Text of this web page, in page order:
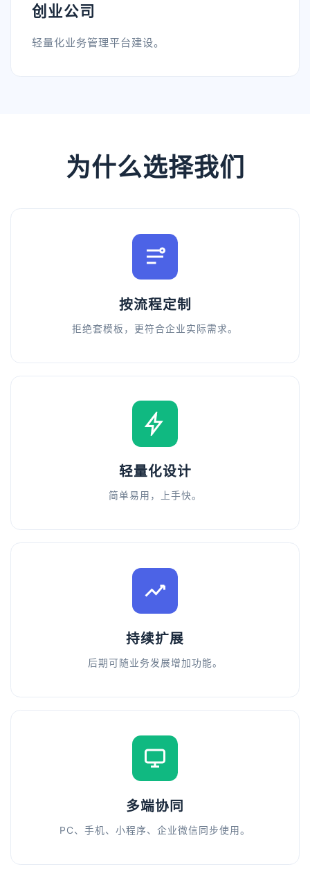
创业公司
轻量化业务管理平台建设。
为什么选择我们
按流程定制
拒绝套模板，更符合企业实际需求。
轻量化设计
简单易用，上手快。
持续扩展
后期可随业务发展增加功能。
多端协同
PC、手机、小程序、企业微信同步使用。